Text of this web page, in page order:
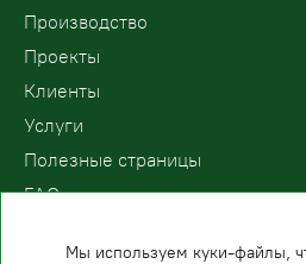
Производство
Проекты
Клиенты
Услуги
Полезные страницы
FAQ
Мы используем куки-файлы,